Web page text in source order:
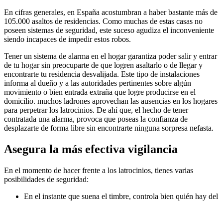
En cifras generales, en España acostumbran a haber bastante más de
105.000 asaltos de residencias. Como muchas de estas casas no
poseen sistemas de seguridad, este suceso agudiza el inconveniente
siendo incapaces de impedir estos robos.
Tener un sistema de alarma en el hogar garantiza poder salir y entrar
de tu hogar sin preocuparte de que logren asaltarlo o de llegar y
encontrarte tu residencia desvalijada. Este tipo de instalaciones
informa al dueño y a las autoridades pertinentes sobre algún
movimiento o bien entrada extraña que logre producirse en el
domicilio. muchos ladrones aprovechan las ausencias en los hogares
para perpetrar los latrocinios. De ahí que, el hecho de tener
contratada una alarma, provoca que poseas la confianza de
desplazarte de forma libre sin encontrarte ninguna sorpresa nefasta.
Asegura la más efectiva vigilancia
En el momento de hacer frente a los latrocinios, tienes varias
posibilidades de seguridad:
En el instante que suena el timbre, controla bien quién hay del